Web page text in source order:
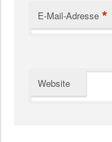
E-Mail-Adresse *
Website